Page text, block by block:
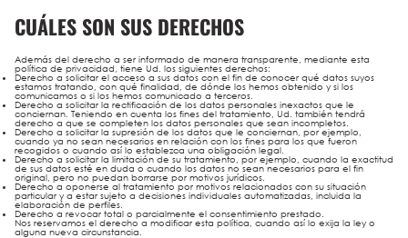
CUÁLES SON SUS DERECHOS
Además del derecho a ser informado de manera transparente, mediante esta
política de privacidad, tiene Ud. los siguientes derechos:
Derecho a solicitar el acceso a sus datos con el fin de conocer qué datos suyos
estamos tratando, con qué finalidad, de dónde los hemos obtenido y si los
comunicamos o si los hemos comunicado a terceros.
Derecho a solicitar la rectificación de los datos personales inexactos que le
conciernan. Teniendo en cuenta los fines del tratamiento, Ud. también tendrá
derecho a que se completen los datos personales que sean incompletos.
Derecho a solicitar la supresión de los datos que le conciernan, por ejemplo,
cuando ya no sean necesarios en relación con los fines para los que fueron
recogidos o cuando así lo establezca una obligación legal.
Derecho a solicitar la limitación de su tratamiento, por ejemplo, cuando la exactitud
de sus datos esté en duda o cuando los datos no sean necesarios para el fin
original, pero no puedan borrarse por motivos jurídicos.
Derecho a oponerse al tratamiento por motivos relacionados con su situación
particular y a estar sujeto a decisiones individuales automatizadas, incluida la
elaboración de perfiles.
Derecho a revocar total o parcialmente el consentimiento prestado.
Nos reservamos el derecho a modificar esta política, cuando así lo exija la ley o
alguna nueva circunstancia.